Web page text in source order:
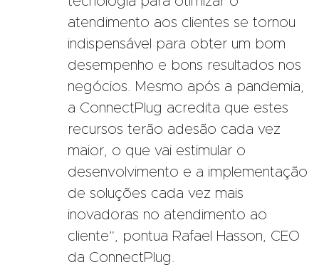
atendimento aos clientes se tornou
indispensável para obter um bom
desempenho e bons resultados nos
negócios. Mesmo após a pandemia,
a ConnectPlug acredita que estes
recursos terão adesão cada vez
maior, o que vai estimular o
desenvolvimento e a implementação
de soluções cada vez mais
inovadoras no atendimento ao
cliente”, pontua Rafael Hasson, CEO
da ConnectPlug.